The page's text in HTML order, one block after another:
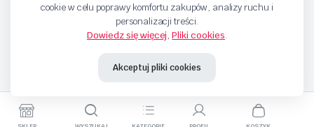
Metody Płatnosci
cookie w celu poprawy komfortu zakupów, analizy ruchu i
personalizacji treści.
Dowiedz się więcej,Pliki cookies.
Akceptuj pliki cookies